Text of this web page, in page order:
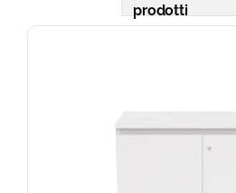
prodotti